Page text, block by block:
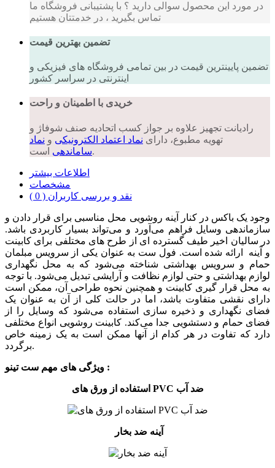
در مورد این محصول سوالی دارید ؟ با پشتیبانی فروشگاه ما
تماس بگیرید ، در خدمتتان هستیم
تضمین بهترین قیمت
تضمین پایینترین قیمت در بین تمامی فروشگاه های فیزیکی و
اینترنتی در سراسر کشور
خریدی با اطمینان و راحت
رادیانت تجهیز علاوه بر جواز کسب اتحادیه صنف شوفاژ و
تهویه مطبوع، دارای نماد اعتماد الکترونیکی و نماد
ساماندهیاست.
اطلاعات بیشتر
مشخصات
نقد و بررسی کاربران ( 0 )
وجود یک باکس در کنار آینه روشویی محل مناسبی برای قرار دادن و
سازماندهی وسایل فراهم می‌آورد و می‌تواند بسیار کاربردی باشد.
در سالیان اخیر طیف گسترده ای از طرح های مختلفی برای کابینت
و آینه ارائه شده است. فول ست به عنوان یکی از سرویس مبلمان
حمام و سرویس بهداشتی شناخته می‌شود که به محل نگهداری
لوازم بهداشتی و حتی لوازم نظافت و آرایشی تبدیل می‌شود. با توجه
به محل قرار گیری کابینت و همچنین نحوه طراحی آن، ممکن است
دارای نقشی متفاوت باشد، اما در حالت کلی از آن به عنوان یک
فضای نگهداری و ذخیره سازی استفاده می‌شود که وسایل را از
فضای حمام و دستشویی جدا می‌کند. کابینت روشویی انواع مختلفی
دارد که تفاوت در هر کدام از آنها ممکن است به یک زمینه خاص
برگردد.
ویژگی های مهم ست تینو :
استفاده از ورق های PVC ضد آب
آینه ضد بخار